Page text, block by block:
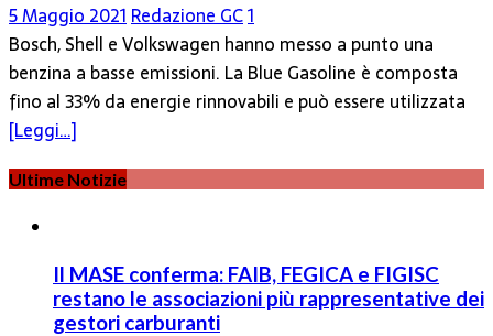
5 Maggio 2021Redazione GC1
Bosch, Shell e Volkswagen hanno messo a punto una
benzina a basse emissioni. La Blue Gasoline è composta
fino al 33% da energie rinnovabili e può essere utilizzata
[Leggi…]
Ultime Notizie
Il MASE conferma: FAIB, FEGICA e FIGISC
restano le associazioni più rappresentative dei
gestori carburanti